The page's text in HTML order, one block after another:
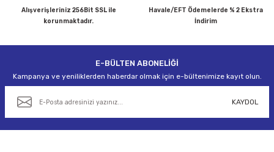
Alışverişleriniz 256Bit SSL ile
korunmaktadır.
Havale/EFT Ödemelerde % 2 Ekstra
İndirim
E-BÜLTEN ABONELİĞİ
Kampanya ve yeniliklerden haberdar olmak için e-bültenimize kayıt olun.
KAYDOL